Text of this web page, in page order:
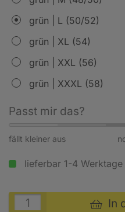
grün | L (50/52)
grün | XL (54)
grün | XXL (56)
grün | XXXL (58)
Passt mir das?
fällt kleiner aus
lieferbar 1-4 Werktage
In